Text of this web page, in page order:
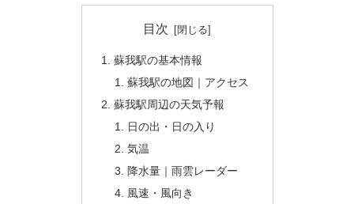
目次
蘇我駅の基本情報
蘇我駅の地図｜アクセス
蘇我駅周辺の天気予報
日の出・日の入り
気温
降水量｜雨雲レーダー
風速・風向き